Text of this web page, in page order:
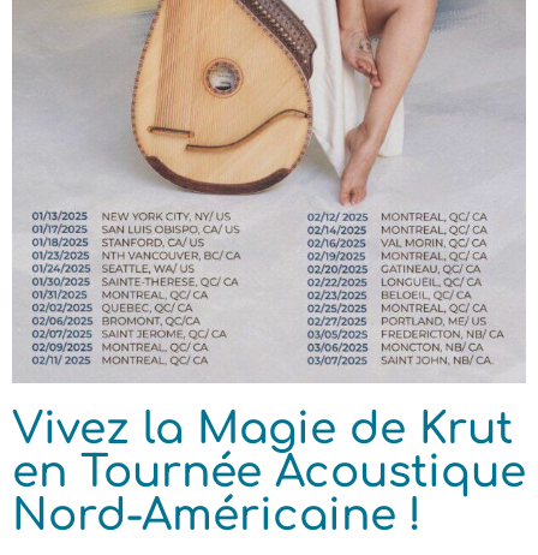
Vivez la Magie de Krut
en Tournée Acoustique
Nord-Américaine !